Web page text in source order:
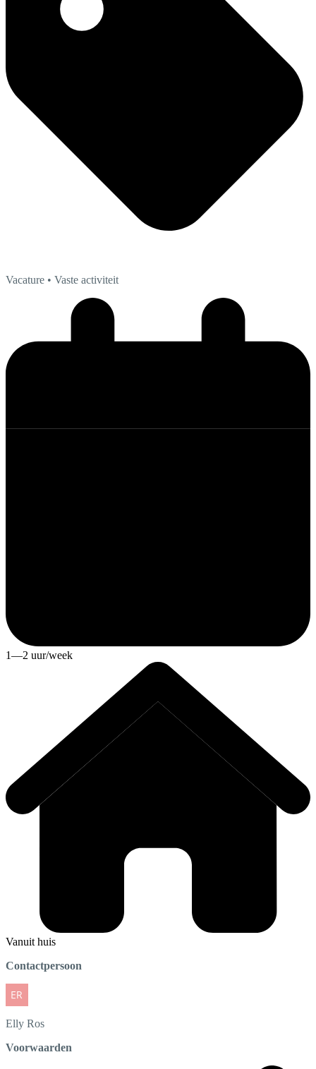
Vacature • Vaste activiteit
1—2 uur/week
Vanuit huis
Contactpersoon
Elly Ros
Voorwaarden